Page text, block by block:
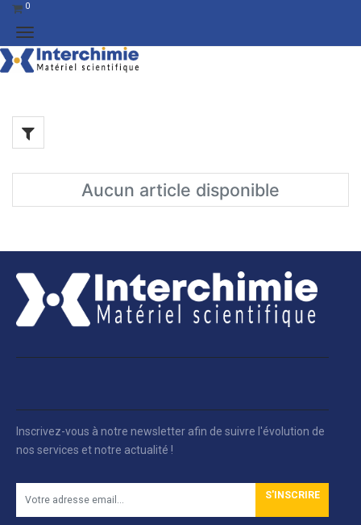
0
Aucun article disponible
Inscrivez-vous à notre newsletter afin de suivre l'évolution de
nos services et notre actualité !
S'INSCRIRE